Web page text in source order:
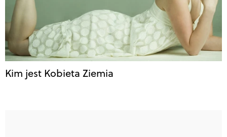
Kim jest Kobieta Ziemia